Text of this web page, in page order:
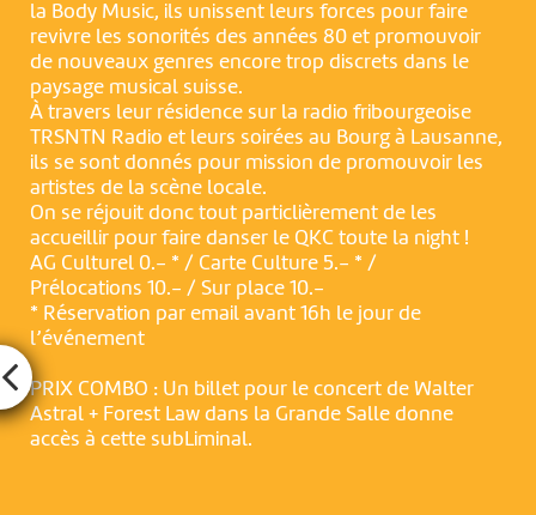
la Body Music, ils unissent leurs forces pour faire
revivre les sonorités des années 80 et promouvoir
de nouveaux genres encore trop discrets dans le
paysage musical suisse.
À travers leur résidence sur la radio fribourgeoise
TRSNTN Radio et leurs soirées au Bourg à Lausanne,
ils se sont donnés pour mission de promouvoir les
artistes de la scène locale.
On se réjouit donc tout particlièrement de les
accueillir pour faire danser le QKC toute la night !
AG Culturel 0.- * / Carte Culture 5.- * /
Prélocations 10.- / Sur place 10.-
* Réservation par email avant 16h le jour de
l’événement
PRIX COMBO : Un billet pour le concert de Walter
Astral + Forest Law dans la Grande Salle donne
accès à cette subLiminal.